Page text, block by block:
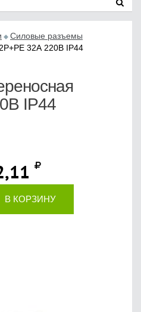
Силовые разъемы
32А 220В IP44
IP44
В КОРЗИНУ